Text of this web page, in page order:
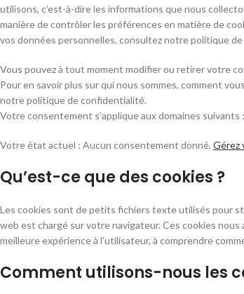
utilisons, c’est-à-dire les informations que nous
manière de contrôler les préférences en matière de
vos données personnelles, consultez notre politique
Vous pouvez à tout moment modifier ou retirer votre
Pour en savoir plus sur qui nous sommes, comment
notre politique de confidentialité.
Votre consentement s’applique aux domaines suivants
Votre état actuel : Aucun consentement donné. Gérez
Qu’est-ce que des cookies ?
Les cookies sont de petits fichiers texte utilisés pour
web est chargé sur votre navigateur. Ces cookies
meilleure expérience à l’utilisateur, à comprendre
Comment utilisons-nous les